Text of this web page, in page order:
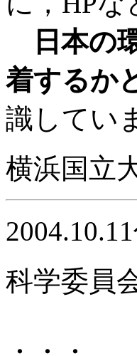
日本の
着するか
識してい
横浜国立
2004.10.11
科学委員